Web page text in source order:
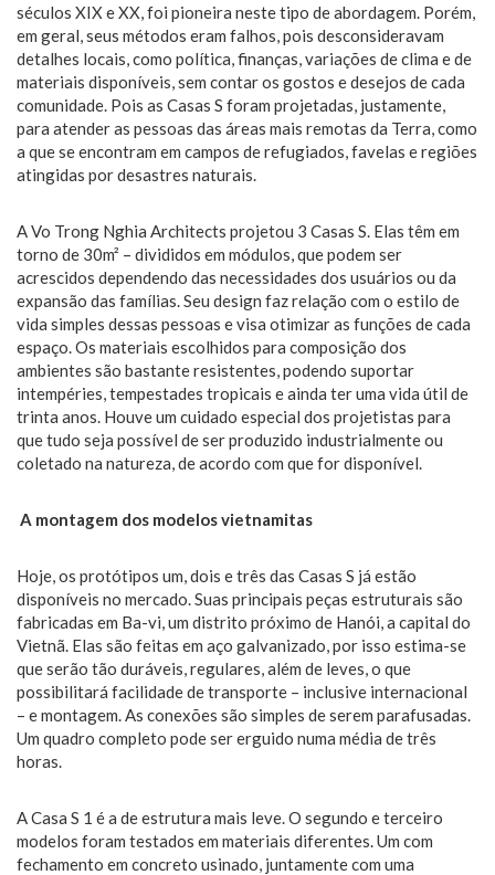
séculos XIX e XX, foi pioneira neste tipo de abordagem. Porém,
em geral, seus métodos eram falhos, pois desconsideravam
detalhes locais, como política, finanças, variações de clima e de
materiais disponíveis, sem contar os gostos e desejos de cada
comunidade. Pois as Casas S foram projetadas, justamente,
para atender as pessoas das áreas mais remotas da Terra, como
a que se encontram em campos de refugiados, favelas e regiões
atingidas por desastres naturais.
A Vo Trong Nghia Architects projetou 3 Casas S. Elas têm em
torno de 30m² – divididos em módulos, que podem ser
acrescidos dependendo das necessidades dos usuários ou da
expansão das famílias. Seu design faz relação com o estilo de
vida simples dessas pessoas e visa otimizar as funções de cada
espaço. Os materiais escolhidos para composição dos
ambientes são bastante resistentes, podendo suportar
intempéries, tempestades tropicais e ainda ter uma vida útil de
trinta anos. Houve um cuidado especial dos projetistas para
que tudo seja possível de ser produzido industrialmente ou
coletado na natureza, de acordo com que for disponível.
A montagem dos modelos vietnamitas
Hoje, os protótipos um, dois e três das Casas S já estão
disponíveis no mercado. Suas principais peças estruturais são
fabricadas em Ba-vi, um distrito próximo de Hanói, a capital do
Vietnã. Elas são feitas em aço galvanizado, por isso estima-se
que serão tão duráveis, regulares, além de leves, o que
possibilitará facilidade de transporte – inclusive internacional
– e montagem. As conexões são simples de serem parafusadas.
Um quadro completo pode ser erguido numa média de três
horas.
A Casa S 1 é a de estrutura mais leve. O segundo e terceiro
modelos foram testados em materiais diferentes. Um com
fechamento em concreto usinado, juntamente com uma